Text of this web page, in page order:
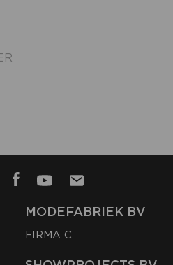
MODEFABRIEK BV
FIRMA C